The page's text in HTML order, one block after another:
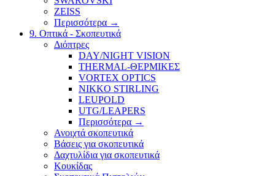
ZEISS
Περισσότερα →
9. Οπτικά - Σκοπευτικά
Διόπτρες
DAY/NIGHT VISION
THERMAL-ΘΕΡΜΙΚΕΣ
VORTEX OPTICS
NIKKO STIRLING
LEUPOLD
UTG/LEAPERS
Περισσότερα →
Ανοιχτά σκοπευτικά
Βάσεις για σκοπευτικά
Δαχτυλίδια για σκοπευτικά
Κουκίδας